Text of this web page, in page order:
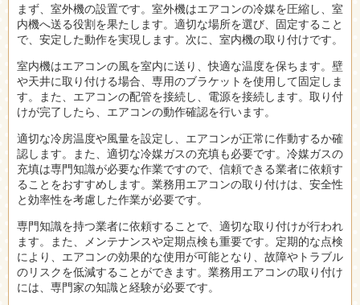
まず、室外機の設置です。室外機はエアコンの冷媒を圧縮し、室
内機へ送る役割を果たします。適切な場所を選び、固定すること
で、安定した動作を実現します。次に、室内機の取り付けです。
室内機はエアコンの風を室内に送り、快適な温度を保ちます。壁
や天井に取り付ける場合、専用のブラケットを使用して固定しま
す。また、エアコンの配管を接続し、電源を接続します。取り付
けが完了したら、エアコンの動作確認を行います。
適切な冷房温度や風量を設定し、エアコンが正常に作動するか確
認します。また、適切な冷媒ガスの充填も必要です。冷媒ガスの
充填は専門知識が必要な作業ですので、信頼できる業者に依頼す
ることをおすすめします。業務用エアコンの取り付けは、安全性
と効率性を考慮した作業が必要です。
専門知識を持つ業者に依頼することで、適切な取り付けが行われ
ます。また、メンテナンスや定期点検も重要です。定期的な点検
により、エアコンの効果的な使用が可能となり、故障やトラブル
のリスクを低減することができます。業務用エアコンの取り付け
には、専門家の知識と経験が必要です。